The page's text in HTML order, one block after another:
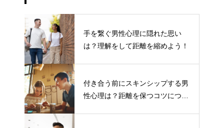
手を繋ぐ男性心理に隠れた思い
は？理解をして距離を縮めよう！
付き合う前にスキンシップする男
性心理は？距離を保つコツについ